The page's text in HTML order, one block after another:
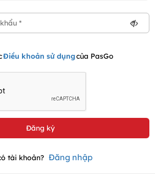
Điều khoản sử dụngcủa PasGo
tài khoản? Đăng nhập